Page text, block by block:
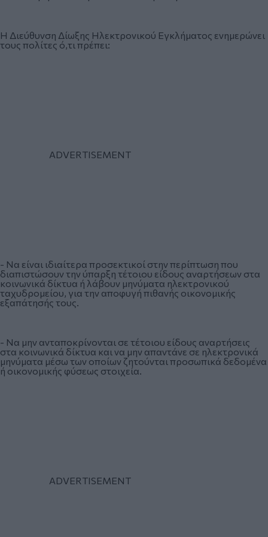
Η Διεύθυνση Δίωξης Ηλεκτρονικού Εγκλήματος ενημερώνει
τους πολίτες ό,τι πρέπει:
- Να είναι ιδιαίτερα προσεκτικοί στην περίπτωση που
διαπιστώσουν την ύπαρξη τέτοιου είδους αναρτήσεων στα
κοινωνικά δίκτυα ή λάβουν μηνύματα ηλεκτρονικού
ταχυδρομείου, για την αποφυγή πιθανής οικονομικής
εξαπάτησής τους.
- Να μην ανταποκρίνονται σε τέτοιου είδους αναρτήσεις
στα κοινωνικά δίκτυα και να μην απαντάνε σε ηλεκτρονικά
μηνύματα μέσω των οποίων ζητούνται προσωπικά δεδομένα
ή οικονομικής φύσεως στοιχεία.